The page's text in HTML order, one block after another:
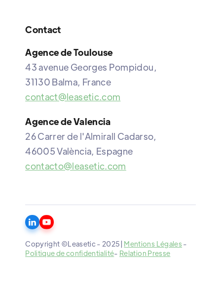
Contact
Agence de Toulouse
43 avenue Georges Pompidou,
31130 Balma, France
contact@leasetic.com
Agence de Valencia
26 Carrer de l'Almirall Cadarso,
46005 València, Espagne
contacto@leasetic.com
Copyright ©Leasetic - 2025| Mentions Légales -
Politique de confidentialité- Relation Presse